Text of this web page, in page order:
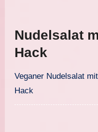
Nudelsalat
Hack
Veganer Nudelsalat mit Mayo, Paprika und Veggie-
Hack